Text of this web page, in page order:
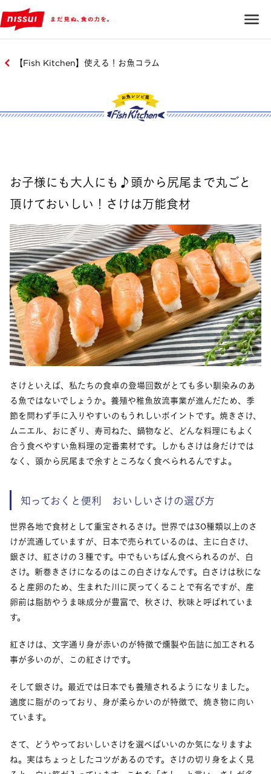
【Fish Kitchen】使える！お魚コラム
お子様にも大人にも♪頭から尻尾まで丸ごと
頂けておいしい！さけは万能食材
さけといえば、私たちの食卓の登場回数がとても多い馴染みのあ
る魚ではないでしょうか。養殖や稚魚放流事業が進んだため、季
節を問わず手に入りやすいのもうれしいポイントです。焼きさけ、
ムニエル、おにぎり、寿司ねた、鍋物など、どんな料理にもよく
合う食べやすい魚料理の定番素材です。しかもさけは身だけでは
なく、頭から尻尾まで余すところなく食べられるんですよ。
知っておくと便利 おいしいさけの選び方
世界各地で食材として重宝されるさけ。世界では30種類以上のさ
けが流通していますが、日本で売られているのは、主に白さけ、
銀さけ、紅さけの３種です。中でもいちばん食べられるのが、白
さけ。新巻きさけになるのはこの白さけなんです。白さけは秋にな
ると産卵のため、生まれた川に戻ってくることで有名ですが、産
卵前は脂肪やうま味成分が豊富で、秋さけ、秋味と呼ばれていま
す。
紅さけは、文字通り身が赤いのが特徴で燻製や缶詰に加工される
事が多いのが、この紅さけです。
そして銀さけ。最近では日本でも養殖されるようになりました。
適度に脂がのっており、身が柔らかいのが特徴で、焼き物に向い
ています。
さて、どうやっておいしいさけを選べばいいのか気になりますよ
ね。実はちょっとしたコツがあるのです。さけの切り身をよく見